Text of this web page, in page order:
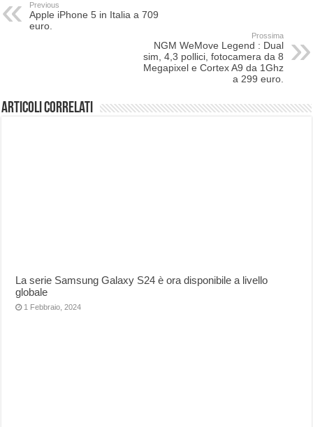
Previous
Apple iPhone 5 in Italia a 709
euro.
Prossima
NGM WeMove Legend : Dual
sim, 4,3 pollici, fotocamera da 8
Megapixel e Cortex A9 da 1Ghz
a 299 euro.
Articoli correlati
La serie Samsung Galaxy S24 è ora disponibile a livello
globale
1 Febbraio, 2024